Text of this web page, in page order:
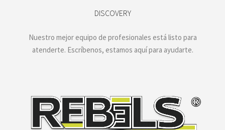
DISCOVERY
Nuestro mejor equipo de profesionales está listo para
atenderte. Escríbenos, estamos aquí para ayudarte.